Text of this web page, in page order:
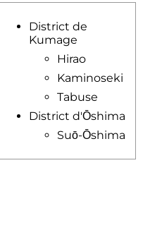
District de
Kumage
Hirao
Kaminoseki
Tabuse
District d'Ōshima
Suō-Ōshima